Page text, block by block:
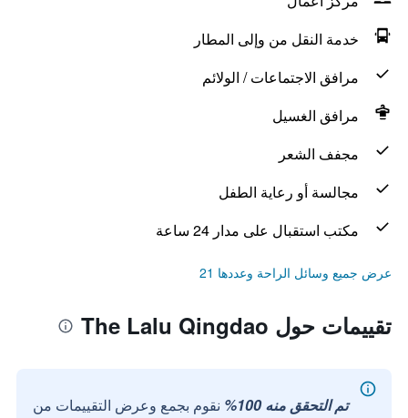
خدمة النقل من وإلى المطار
مرافق الاجتماعات / الولائم
مرافق الغسيل
مجفف الشعر
مجالسة أو رعاية الطفل
مكتب استقبال على مدار 24 ساعة
عرض جميع وسائل الراحة وعددها 21
تقييمات حول The Lalu Qingdao
تم التحقق منه 100%
نقوم بجمع وعرض التقييمات من